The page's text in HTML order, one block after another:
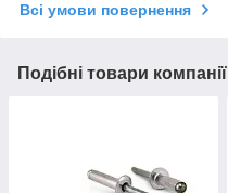
Всі умови повернення
Подібні товари компанії